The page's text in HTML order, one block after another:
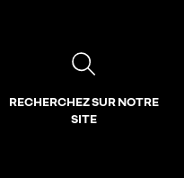
RECHERCHEZ SUR NOTRE
SITE